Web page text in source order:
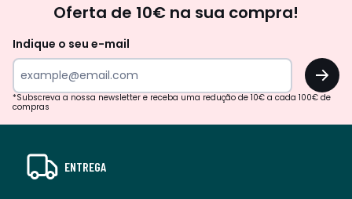
Oferta de 10€ na sua compra!
Indique o seu e-mail
OK
*Subscreva a nossa newsletter e receba uma redução de 10€ a cada 100€ de
compras
ENTREGA